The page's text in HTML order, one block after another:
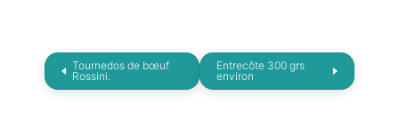
Tournedos de bœuf
Rossini.
Entrecôte 300 grs
environ